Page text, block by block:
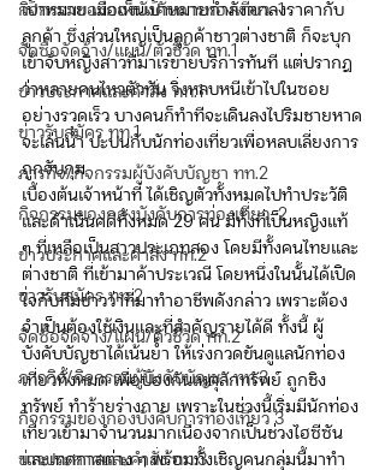
กิจกรรมของกองบังคับการท่องเที่ยว-1
จัดซื้อจัดจ้าง/แผน/ตัวชี้วัด ทท.1
ข่าวประกาศและคำสั่ง ทท.1
ข่าวรับสมัคร ทท.1
ภารกิจ/กิจกรรมผู้บังคับบัญชา ทท.2
กิจกรรมของกองบังคับการท่องเที่ยว-2
ข่าวประกาศและคำสั่ง ทท.2
ข่าวรับสมัคร ทท.2
จัดซื้อจัดจ้าง/แผน/ตัวชี้วัด ทท.2
ภารกิจ/กิจกรรมผู้บังคับบัญชา ทท.3
กิจกรรมของกองบังคับการท่องเที่ยว 3
ข่าวประกาศและคำสั่ง ทท.3
เป้าหมาย เมื่อเห็นเป้าหมายกำลังตกลงราคากับ
ลูกค้า ซึ่งส่วนใหญ่เป็นลูกค้าชาวต่างชาติ ก็จะบุก
เข้าจับหญิงสาวที่มาเร่ขายบริการทันที แต่ปรากฎ
ว่าหลายคนไหวตัวทัน วิ่งหลบหนีเข้าไปในซอย
อย่างรวดเร็ว บางคนก็ทำทีจะเดินลงไปริมชายหาด
จะเล่นน้ำ ปะปนกับนักท่องเที่ยวเพื่อหลบเลี่ยงการ
ถูกจับกุม
เบื้องต้นเจ้าหน้าที่ ได้เชิญตัวทั้งหมดไปทำประวัติ
และดำเนินคดีทั้งหมด 29 คน มีทั้งที่เป็นหญิงแท้
ๆ ที่เหลือเป็นสาวประเภทสอง โดยมีทั้งคนไทยและ
ต่างชาติ ที่เข้ามาค้าประเวณี โดยหนึ่งในนั้นได้เปิด
ใจกับทีมข่าวว่าที่มาทำอาชีพดังกล่าว เพราะต้อง
จำเป็นต้องใช้เงินและที่สำคัญรายได้ดี ทั้งนี้ ผู้
บังคับบัญชาได้เน้นย้ำ ให้เร่งกวดขันดูแลนักท่อง
เที่ยวทั้งหมด เพื่อป้องกันเหตุลักทรัพย์ ถูกชิง
ทรัพย์ ทำร้ายร่างกาย เพราะในช่วงนี้เริ่มมีนักท่อง
เที่ยวเข้ามาจำนวนมากเนื่องจากเป็นช่วงไฮซีซัน
และเทศกาลต่าง ๆ พร้อมทั้งเชิญคนกลุ่มนี้มาทำ